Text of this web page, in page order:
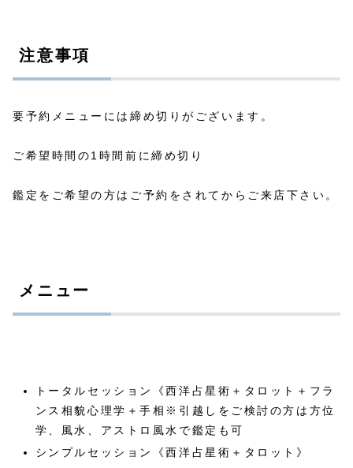
注意事項
要予約メニューには締め切りがございます。
ご希望時間の1時間前に締め切り
鑑定をご希望の方はご予約をされてからご来店下さい。
メニュー
トータルセッション《西洋占星術＋タロット＋フラ
ンス相貌心理学＋手相※引越しをご検討の方は方位
学、風水、アストロ風水で鑑定も可
シンプルセッション《西洋占星術＋タロット》